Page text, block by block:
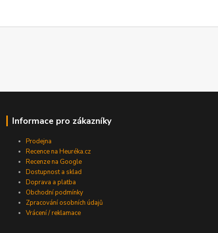
Informace pro zákazníky
Prodejna
Recence na Heuréka.cz
Recenze na Google
Dostupnost a sklad
Doprava a platba
Obchodní podmínky
Zpracování osobních údajů
Vrácení / reklamace